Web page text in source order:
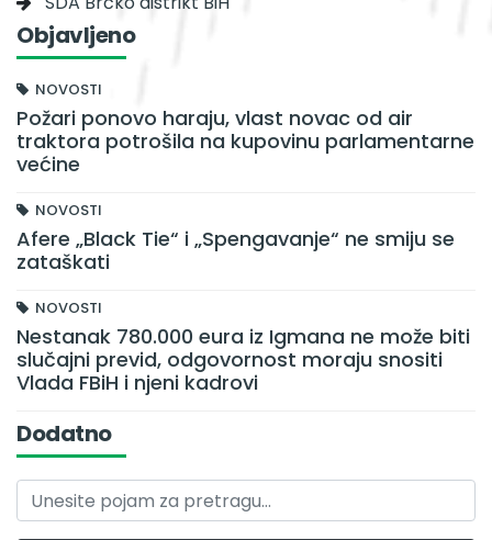
Objavljeno
NOVOSTI
Požari ponovo haraju, vlast novac od air
traktora potrošila na kupovinu parlamentarne
većine
NOVOSTI
Afere „Black Tie“ i „Spengavanje“ ne smiju se
zataškati
NOVOSTI
Nestanak 780.000 eura iz Igmana ne može biti
slučajni previd, odgovornost moraju snositi
Vlada FBiH i njeni kadrovi
Dodatno